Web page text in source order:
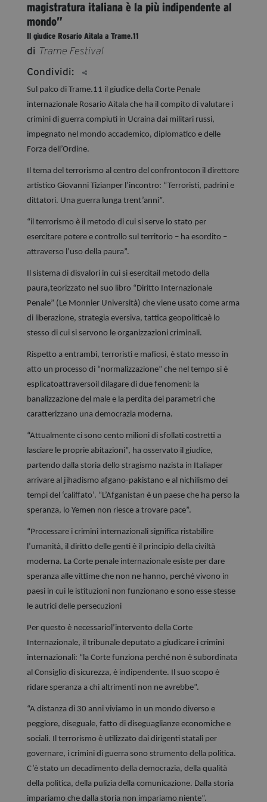
segreteria@tramefestival.it
info@tramefestival.it
+39 346 954 4078
magistratura italiana è la più indipendente al
mondo”
Il giudice Rosario Aitala a Trame.11
di Trame Festival
Condividi:
Sul palco di Trame.11 il giudice della Corte Penale
internazionale Rosario Aitala che ha il compito di valutare i
crimini di guerra compiuti in Ucraina dai militari russi,
impegnato nel mondo accademico, diplomatico e delle
Forza dell’Ordine.
Il tema del terrorismo al centro del confrontocon il direttore
artistico Giovanni Tizianper l’incontro: “Terroristi, padrini e
dittatori. Una guerra lunga trent’anni”.
“il terrorismo è il metodo di cui si serve lo stato per
esercitare potere e controllo sul territorio – ha esordito –
attraverso l’uso della paura”.
Il sistema di disvalori in cui si esercitail metodo della
paura,teorizzato nel suo libro “Diritto Internazionale
Penale” (Le Monnier Università) che viene usato come arma
di liberazione, strategia eversiva, tattica geopoliticaè lo
stesso di cui si servono le organizzazioni criminali.
Rispetto a entrambi, terroristi e mafiosi, è stato messo in
atto un processo di “normalizzazione” che nel tempo si è
esplicatoattraversoil dilagare di due fenomeni: la
banalizzazione del male e la perdita dei parametri che
caratterizzano una democrazia moderna.
“Attualmente ci sono cento milioni di sfollati costretti a
lasciare le proprie abitazioni”, ha osservato il giudice,
partendo dalla storia dello stragismo nazista in Italiaper
arrivare al jihadismo afgano-pakistano e al nichilismo dei
tempi del ‘califfato’. “L’Afganistan è un paese che ha perso la
speranza, lo Yemen non riesce a trovare pace”.
“Processare i crimini internazionali significa ristabilire
l’umanità, il diritto delle genti è il principio della civiltà
moderna. La Corte penale internazionale esiste per dare
speranza alle vittime che non ne hanno, perché vivono in
paesi in cui le istituzioni non funzionano e sono esse stesse
le autrici delle persecuzioni
Per questo è necessariol’intervento della Corte
Internazionale, il tribunale deputato a giudicare i crimini
internazionali: “la Corte funziona perché non è subordinata
al Consiglio di sicurezza, è indipendente. Il suo scopo è
ridare speranza a chi altrimenti non ne avrebbe”.
“A distanza di 30 anni viviamo in un mondo diverso e
peggiore, diseguale, fatto di diseguaglianze economiche e
sociali. Il terrorismo è utilizzato dai dirigenti statali per
governare, i crimini di guerra sono strumento della politica.
C’è stato un decadimento della democrazia, della qualità
della politica, della pulizia della comunicazione. Dalla storia
impariamo che dalla storia non impariamo niente”.